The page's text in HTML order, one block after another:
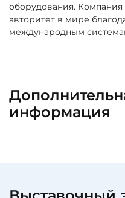
оборудования.
авторитет в мире
международным
информация